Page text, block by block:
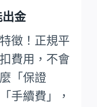
金
徵！正規平
費用，不會
「保證
手續費」，